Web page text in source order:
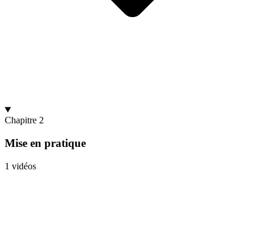
Chapitre 2
Mise en pratique
1 vidéos